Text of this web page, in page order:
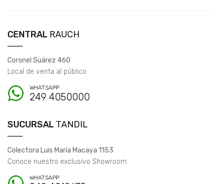
CENTRAL RAUCH
Coronel Suárez 460
Local de venta al público
WHATSAPP
249 4050000
SUCURSAL TANDIL
Colectora Luis María Macaya 1153
Conoce nuestro exclusivo Showroom
WHATSAPP